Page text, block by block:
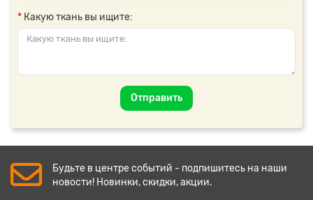
Какую ткань вы ищите:
Отправить
Будьте в центре событий - подпишитесь на наши
новости! Новинки, скидки, акции.